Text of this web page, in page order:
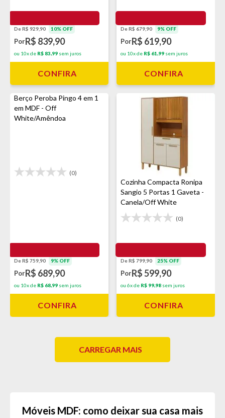
De R$ 929,90 10% OFF
PorR$ 839,90
ou 10x de R$ 83,99 sem juros
CONFIRA
De R$ 679,90 9% OFF
PorR$ 619,90
ou 10x de R$ 61,99 sem juros
CONFIRA
Berço Peroba Pingo 4 em 1
em MDF - Off
White/Amêndoa
(0)
De R$ 759,90 9% OFF
PorR$ 689,90
ou 10x de R$ 68,99 sem juros
CONFIRA
Cozinha Compacta Ronipa
Sangio 5 Portas 1 Gaveta -
Canela/Off White
(0)
De R$ 799,90 25% OFF
PorR$ 599,90
ou 6x de R$ 99,98 sem juros
CONFIRA
CARREGAR MAIS
Móveis MDF: como deixar sua casa mais